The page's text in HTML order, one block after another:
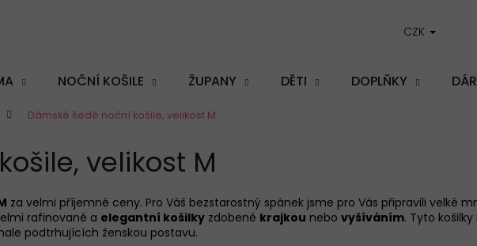
NOČNÍ KOŠILE ŽUPANY DĚTI DOPLŇKY
CZK
Dámské šedé noční košile, velikost M
velikost M
za velmi příjemné ceny. Pro Váš bezstarostný spánek jsme pro Vás připravili velké
rafinované a elegantní košilky zdobené krajkou nebo vyšíváním. Tyto
podtrhujících ženskou postavu.
Co potřebujete najít?
HLEDAT